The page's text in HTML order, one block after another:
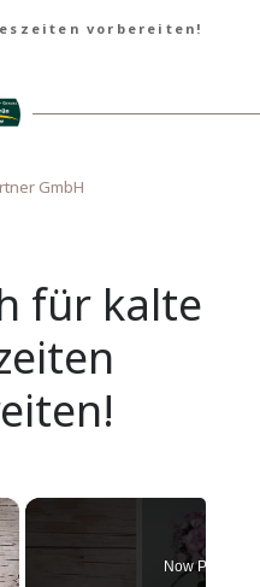
vorbereiten!
GmbH
für kalte
×
Now Playing